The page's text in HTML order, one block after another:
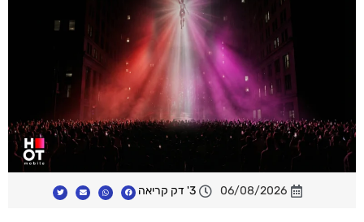
06/08/2026 3' דק קריאה